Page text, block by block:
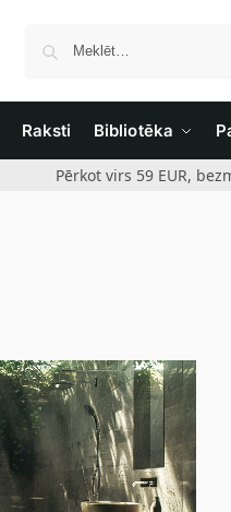
Raksti Bibliotēka
Pērkot virs 59 EUR,